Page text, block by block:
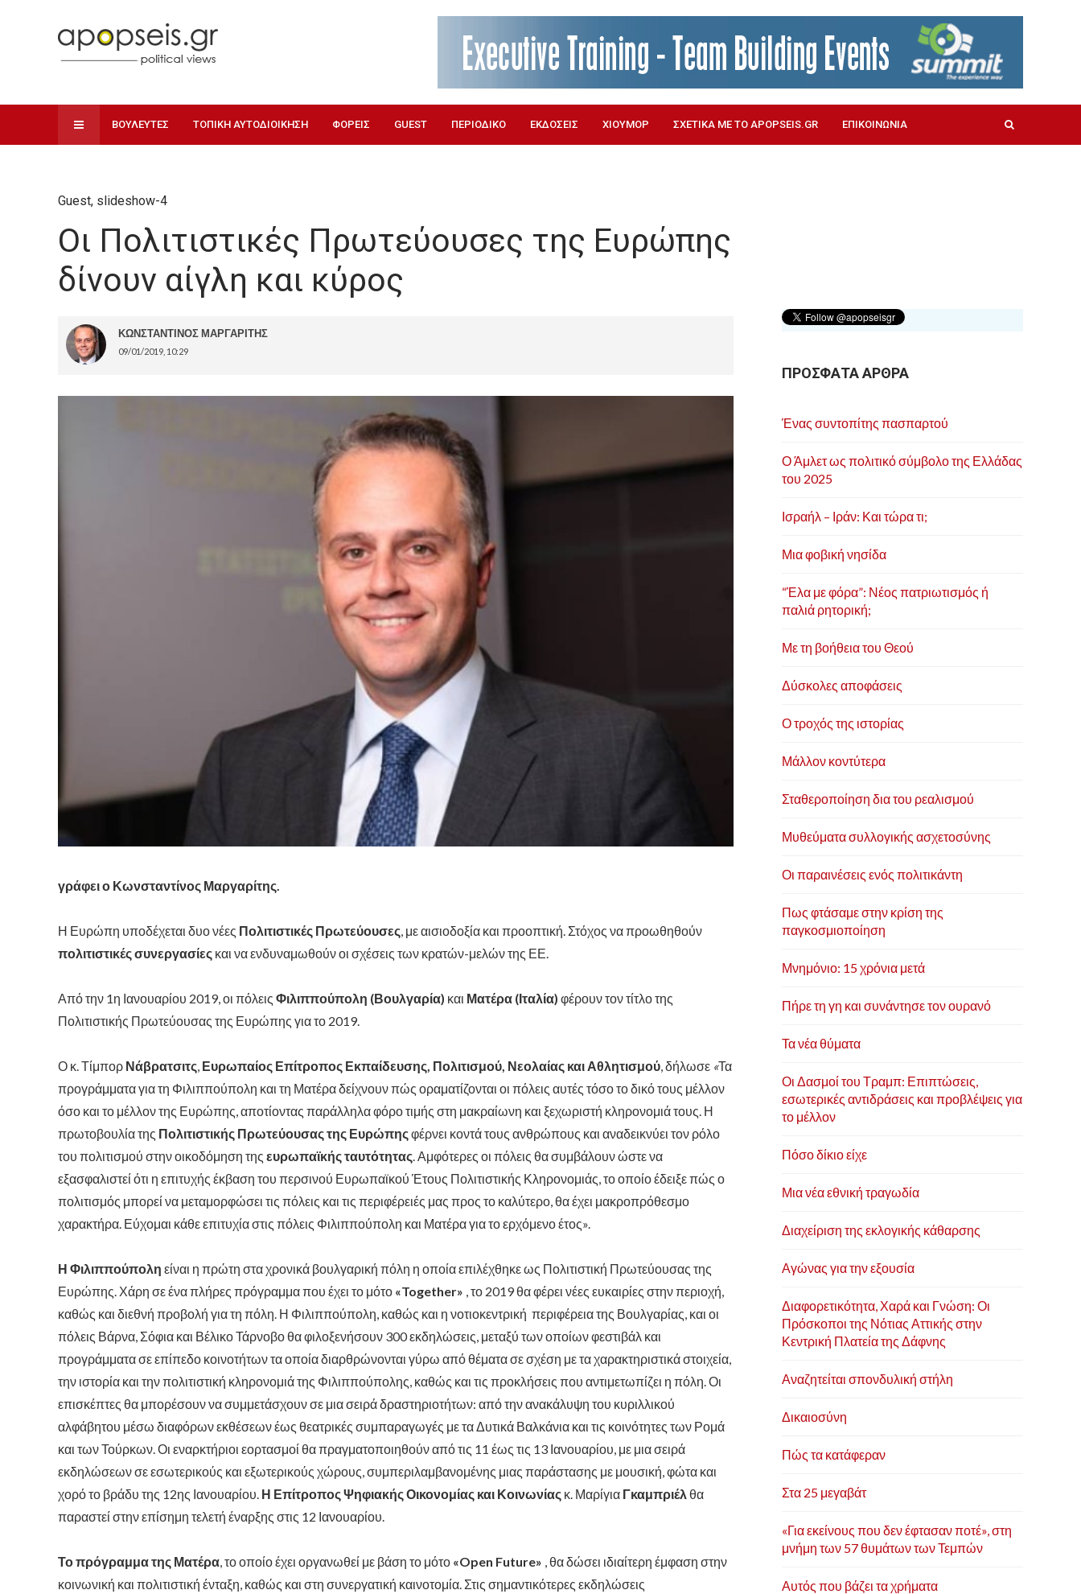
ΒΟΥΛΕΥΤΕΣ ΤΟΠΙΚΗ ΑΥΤΟΔΙΟΙΚΗΣΗ ΦΟΡΕΙΣ GUEST ΠΕΡΙΟΔΙΚΟ ΕΚΔΟΣΕΙΣ ΧΙΟΥΜΟΡ ΣΧΕΤΙΚΑ ΜΕ ΤΟ APOPSEIS.GR ΕΠΙΚΟΙΝΩΝΙΑ
Guest, slideshow-4
Οι Πολιτιστικές Πρωτεύουσες της Ευρώπης
δίνουν αίγλη και κύρος
ΚΩΝΣΤΑΝΤΙΝΟΣ ΜΑΡΓΑΡΙΤΗΣ
09/01/2019, 10:29
γράφει ο Κωνσταντίνος Μαργαρίτης.
Η Ευρώπη υποδέχεται δυο νέες Πολιτιστικές Πρωτεύουσες, με αισιοδοξία και προοπτική. Στόχος να προωθηθούν
πολιτιστικές συνεργασίες και να ενδυναμωθούν οι σχέσεις των κρατών-μελών της ΕΕ.
Από την 1η Ιανουαρίου 2019, οι πόλεις Φιλιππούπολη (Βουλγαρία) και Ματέρα (Ιταλία) φέρουν τον τίτλο της
Πολιτιστικής Πρωτεύουσας της Ευρώπης για το 2019.
Ο κ. Τίμπορ Νάβρατσιτς, Ευρωπαίος Επίτροπος Εκπαίδευσης, Πολιτισμού, Νεολαίας και Αθλητισμού, δήλωσε «Τα
προγράμματα για τη Φιλιππούπολη και τη Ματέρα δείχνουν πώς οραματίζονται οι πόλεις αυτές τόσο το δικό τους μέλλον
όσο και το μέλλον της Ευρώπης, αποτίοντας παράλληλα φόρο τιμής στη μακραίωνη και ξεχωριστή κληρονομιά τους. Η
πρωτοβουλία της Πολιτιστικής Πρωτεύουσας της Ευρώπηςφέρνει κοντά τους ανθρώπους και αναδεικνύει τον ρόλο
του πολιτισμού στην οικοδόμηση της ευρωπαϊκής ταυτότητας. Αμφότερες οι πόλεις θα συμβάλουν ώστε να
εξασφαλιστεί ότι η επιτυχής έκβαση του περσινού Ευρωπαϊκού Έτους Πολιτιστικής Κληρονομιάς, το οποίο έδειξε πώς ο
πολιτισμός μπορεί να μεταμορφώσει τις πόλεις και τις περιφέρειές μας προς το καλύτερο, θα έχει μακροπρόθεσμο
χαρακτήρα. Εύχομαι κάθε επιτυχία στις πόλεις Φιλιππούπολη και Ματέρα για το ερχόμενο έτος».
Η Φιλιππούπολη είναι η πρώτη στα χρονικά βουλγαρική πόλη η οποία επιλέχθηκε ως Πολιτιστική Πρωτεύουσας της
Ευρώπης. Χάρη σε ένα πλήρες πρόγραμμα που έχει το μότο «Together» , το 2019 θα φέρει νέες ευκαιρίες στην περιοχή,
καθώς και διεθνή προβολή για τη πόλη. Η Φιλιππούπολη, καθώς και η νοτιοκεντρική περιφέρεια της Βουλγαρίας, και οι
πόλεις Βάρνα, Σόφια και Βέλικο Τάρνοβο θα φιλοξενήσουν 300 εκδηλώσεις, μεταξύ των οποίων φεστιβάλ και
προγράμματα σε επίπεδο κοινοτήτων τα οποία διαρθρώνονται γύρω από θέματα σε σχέση με τα χαρακτηριστικά στοιχεία,
την ιστορία και την πολιτιστική κληρονομιά της Φιλιππούπολης, καθώς και τις προκλήσεις που αντιμετωπίζει η πόλη. Οι
επισκέπτες θα μπορέσουν να συμμετάσχουν σε μια σειρά δραστηριοτήτων: από την ανακάλυψη του κυριλλικού
αλφάβητου μέσω διαφόρων εκθέσεων έως θεατρικές συμπαραγωγές με τα Δυτικά Βαλκάνια και τις κοινότητες των Ρομά
και των Τούρκων. Οι εναρκτήριοι εορτασμοί θα πραγματοποιηθούν από τις 11 έως τις 13 Ιανουαρίου, με μια σειρά
εκδηλώσεων σε εσωτερικούς και εξωτερικούς χώρους, συμπεριλαμβανομένης μιας παράστασης με μουσική, φώτα και
χορό το βράδυ της 12ης Ιανουαρίου. Η Επίτροπος Ψηφιακής Οικονομίας και Κοινωνίας κ. Μαρίγια Γκαμπριέλθα
παραστεί στην επίσημη τελετή έναρξης στις 12 Ιανουαρίου.
Το πρόγραμμα της Ματέρα, το οποίο έχει οργανωθεί με βάση το μότο «Open Future» , θα δώσει ιδιαίτερη έμφαση στην
κοινωνική και πολιτιστική ένταξη, καθώς και στη συνεργατική καινοτομία. Στις σημαντικότερες εκδηλώσεις
ΠΡΟΣΦΑΤΑ ΑΡΘΡΑ
Ένας συντοπίτης πασπαρτού
Ο Άμλετ ως πολιτικό σύμβολο της Ελλάδας
του 2025
Ισραήλ – Ιράν: Και τώρα τι;
Μια φοβική νησίδα
“Έλα με φόρα”: Νέος πατριωτισμός ή
παλιά ρητορική;
Με τη βοήθεια του Θεού
Δύσκολες αποφάσεις
Ο τροχός της ιστορίας
Μάλλον κοντύτερα
Σταθεροποίηση δια του ρεαλισμού
Μυθεύματα συλλογικής ασχετοσύνης
Οι παραινέσεις ενός πολιτικάντη
Πως φτάσαμε στην κρίση της
παγκοσμιοποίηση
Μνημόνιο: 15 χρόνια μετά
Πήρε τη γη και συνάντησε τον ουρανό
Τα νέα θύματα
Οι Δασμοί του Τραμπ: Επιπτώσεις,
εσωτερικές αντιδράσεις και προβλέψεις για
το μέλλον
Πόσο δίκιο είχε
Μια νέα εθνική τραγωδία
Διαχείριση της εκλογικής κάθαρσης
Αγώνας για την εξουσία
Διαφορετικότητα, Χαρά και Γνώση: Οι
Πρόσκοποι της Νότιας Αττικής στην
Κεντρική Πλατεία της Δάφνης
Αναζητείται σπονδυλική στήλη
Δικαιοσύνη
Πώς τα κατάφεραν
Στα 25 μεγαβάτ
«Για εκείνους που δεν έφτασαν ποτέ», στη
μνήμη των 57 θυμάτων των Τεμπών
Αυτός που βάζει τα χρήματα